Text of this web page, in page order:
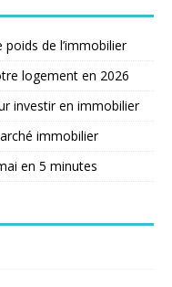
poids de l’immobilier
logement en 2026
investir en immobilier
immobilier
en 5 minutes